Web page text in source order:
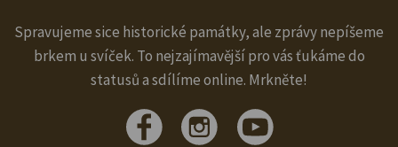
Spravujeme sice historické památky, ale zprávy nepíšeme
brkem u svíček. To nejzajímavější pro vás ťukáme do
statusů a sdílíme online. Mrkněte!